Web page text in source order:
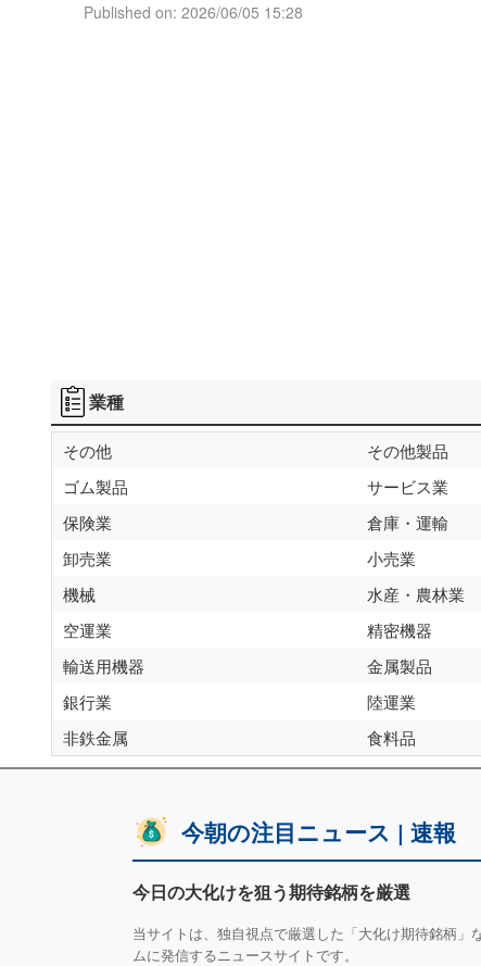
Published on: 2026/06/05 15:28
業種
その他 その他製品
ゴム製品
サービス業
保険業
倉庫・運輸
卸売業
小売業
機械
水産・農林業
空運業
精密機器
輸送用機器
金属製品
銀行業
陸運業
非鉄金属
食料品
今朝の注目ニュース | 速報
今日の大化けを狙う期待銘柄を厳選
当サイトは、独自視点で厳選した「大化け期待銘柄」
ムに発信するニュースサイトです。